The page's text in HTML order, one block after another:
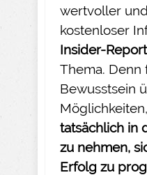
wertvoller
kostenloser
Insider-
Thema. Denn
Bewusstsein
Möglichkeiten,
tatsächlich in
zu nehmen,
Erfolg zu